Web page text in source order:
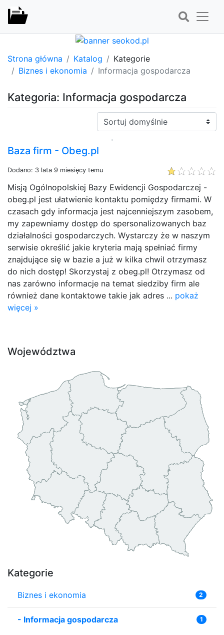
Strona główna Katalog
Kategorie
Biznes i ekonomia
Informacja gospodarcza
Kategoria: Informacja gospodarcza
Sortuj:
Baza firm - Obeg.pl
Dodano: 3 lata 9 miesięcy temu
Misją Ogólnopolskiej Bazy Ewidencji Gospodarczej -
obeg.pl jest ułatwienie kontaktu pomiędzy firmami. W
czasach gdy informacja jest najcenniejszym zasobem,
my zapewniamy dostęp do spersonalizowanych baz
działalności gospodarczych. Wystarczy że w naszym
serwisie określić jakie kryteria mają spełniać firmy
znajdujące się w bazie a już w kilka chwil otrzymasz
do nich dostęp! Skorzystaj z obeg.pl! Otrzymasz od
nas zarówno informacje na temat siedziby firm ale
również dane kontaktowe takie jak adres ... pokaż
więcej »
Województwa
Kategorie
Biznes i ekonomia 2
- Informacja gospodarcza 1